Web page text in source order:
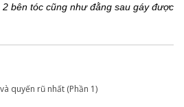
bên tóc cũng như đằng sau gáy được
quyến rũ nhất (Phần 1)